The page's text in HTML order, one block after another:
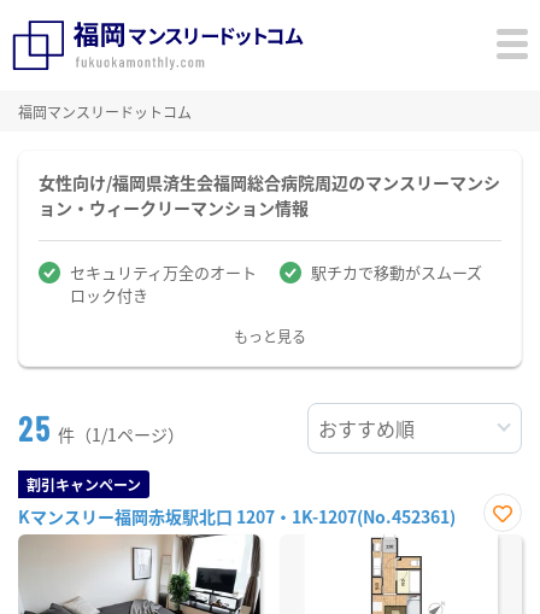
福岡マンスリードットコム
女性向け/福岡県済生会福岡総合病院周辺のマンスリーマンシ
ョン・ウィークリーマンション情報
セキュリティ万全のオート
ロック付き
駅チカで移動がスムーズ
もっと見る
25 件（1/1ページ）
割引キャンペーン
Kマンスリー福岡赤坂駅北口 1207・1K-1207(No.452361)
お気